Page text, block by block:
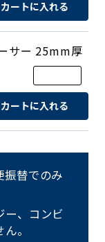
カートに入れる
サー 25mm厚
カートに入れる
振替でのみ
ー、コンビ
。